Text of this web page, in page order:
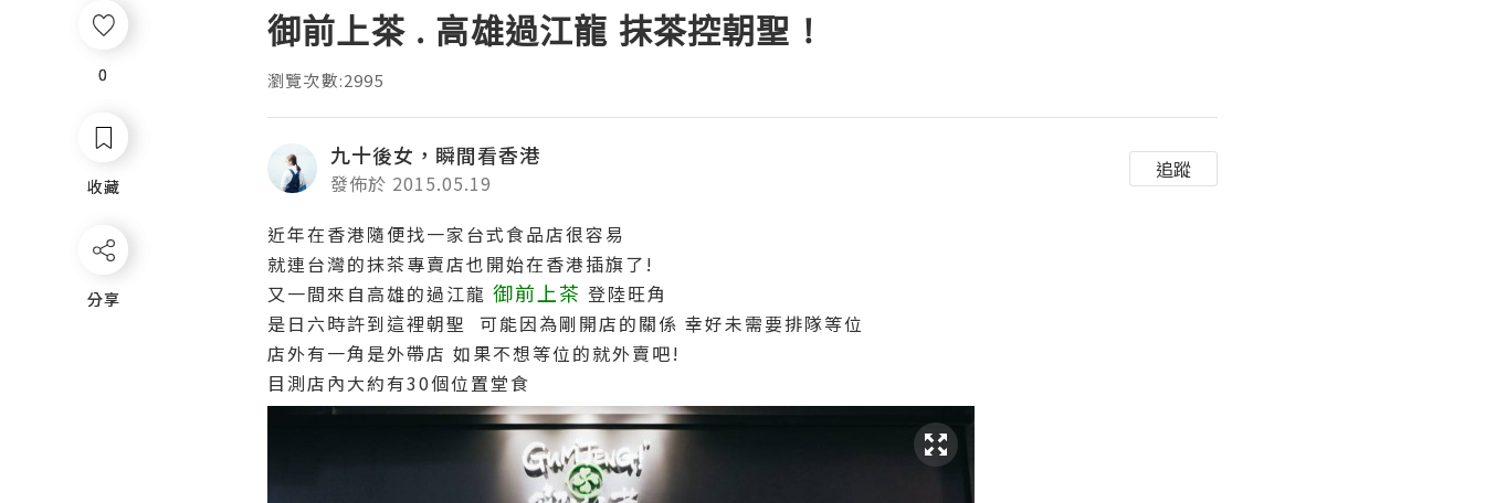
0
收藏
分享
御前上茶 . 高雄過江龍 抹茶控朝聖 !
瀏覽次數:2995
九十後女，瞬間看香港
發佈於 2015.05.19
追蹤
近年在香港隨便找一家台式食品店很容易
就連台灣的抹茶專賣店也開始在香港插旗了!
又一間來自高雄的過江龍 御前上茶 登陸旺角
是日六時許到這裡朝聖 可能因為剛開店的關係 幸好未需要排隊等位
店外有一角是外帶店 如果不想等位的就外賣吧!
目測店內大約有30個位置堂食
0
收藏
分享